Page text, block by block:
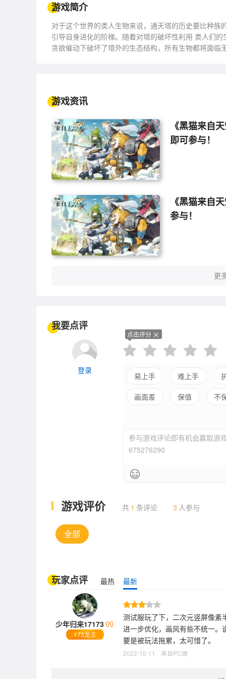
游戏简介
对于这个世界的类人生物来说，通天塔的历史要比种
引导自身进化的阶梯。随着对塔的破坏性利用 类人们
贪欲催动下破坏了塔外的生态结构，所有生物都将面临
游戏资讯
《黑猫来自
即可参与！
《黑猫来自
参与！
更
我要点评
登录
点击评分
易上手 难上手
画面差 保值 不
养成繁琐
参与游戏评论即有机会赢取游
675276290
游戏评价 共 1 条评论 3 人参与
全部
玩家点评 最热 最新
少年归来17173
173龙王
测试服玩了下，二次元竖屏像素
进一步优化，画风有些不统一。
要是被玩法拖累，太可惜了。
2022-10-11 来自PC端